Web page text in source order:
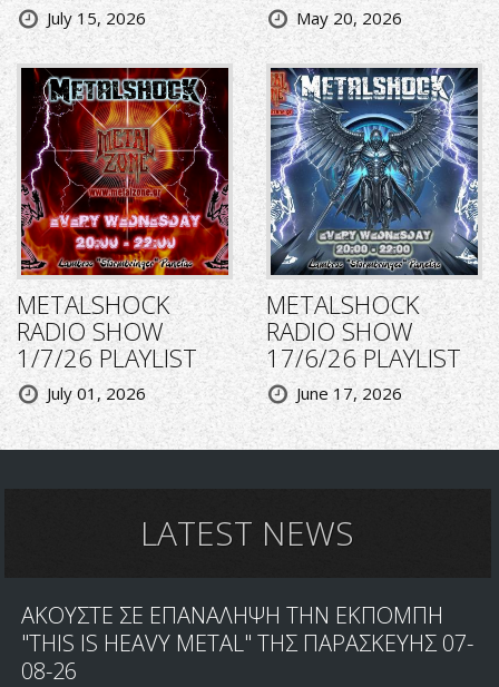
July 15, 2026 May 20, 2026
METALSHOCK
RADIO SHOW
1/7/26 PLAYLIST
July 01, 2026
METALSHOCK
RADIO SHOW
17/6/26 PLAYLIST
June 17, 2026
LATEST NEWS
ΑΚΟΥΣΤΕ ΣΕ ΕΠΑΝΑΛΗΨΗ ΤΗΝ ΕΚΠΟΜΠΗ
"THIS IS HEAVY METAL" ΤΗΣ ΠΑΡΑΣΚΕΥΗΣ 07-
08-26